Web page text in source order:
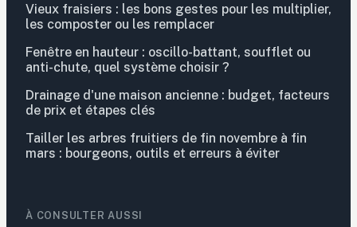
Vieux fraisiers : les bons gestes pour les multiplier,
les composter ou les remplacer
Fenêtre en hauteur : oscillo-battant, soufflet ou
anti-chute, quel système choisir ?
Drainage d'une maison ancienne : budget, facteurs
de prix et étapes clés
Tailler les arbres fruitiers de fin novembre à fin
mars : bourgeons, outils et erreurs à éviter
À CONSULTER AUSSI